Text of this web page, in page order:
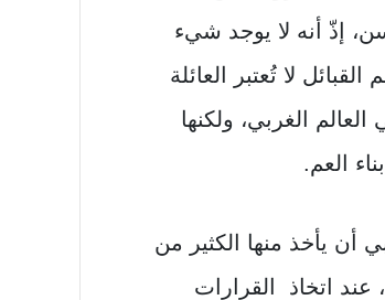
إذّ أنه لا يوجد شيء
لا تُعتبر العائلة
الغربي، ولكنها
العم.
أن يأخذ منها الكثير من
عند اتخاذ القرارات